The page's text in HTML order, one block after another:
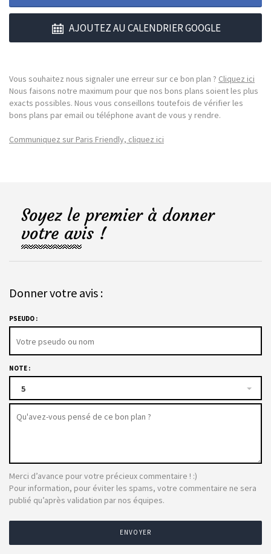
AJOUTEZ AU CALENDRIER GOOGLE
Vous souhaitez nous signaler une erreur sur ce bon plan ? Cliquez ici
Nous faisons notre maximum pour que nos bons plans soient les plus
exacts possibles. Nous vous conseillons toutefois de vérifier les
bons plans par email ou téléphone avant de vous y rendre.
Communiquez sur Paris Friendly, cliquez ici
Soyez le premier à donner
votre avis !
Donner votre avis :
PSEUDO :
NOTE :
5
Merci d’avance pour votre précieux commentaire ! :)
Pour information, pour éviter les spams, votre commentaire ne sera
publié qu’après validation par nos équipes.
ENVOYER